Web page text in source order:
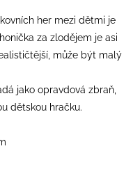
her mezi dětmi je
za zlodějem je asi
může být malý
jako opravdová zbraň,
dětskou hračku.